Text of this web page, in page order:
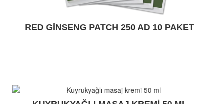
RED GINSENG PATCH 250 AD 10 PAKET